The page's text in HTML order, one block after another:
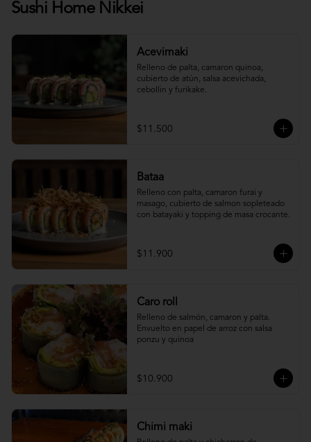
Sushi Home Nikkei
Acevimaki
Relleno de palta, camaron quinoa,
cubierto de atún, salsa acevichada,
cebollin y furikake.
$11.500
Bataa
Relleno con palta, camaron furai y
masago, cubierto de salmon sopleteado
con batayaki y topping de masa crocante.
$11.900
Caro roll
Relleno de salmón, camaron y palta.
Envuelto en papel de arroz con salsa
ponzu y quinoa
$10.900
Chimi maki